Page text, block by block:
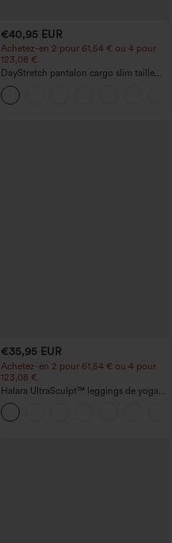
€40,95 EUR
Achetez-en 2 pour 61,54 € ou 4 pour
123,08 €.
DayStretch pantalon cargo slim taille
haute, poches zippées, uni
€35,95 EUR
Achetez-en 2 pour 61,54 € ou 4 pour
123,08 €.
Halara UltraSculpt™ leggings de yoga
taille haute, gainants avec contrôle du
ventre, coupe bootcut, à poches